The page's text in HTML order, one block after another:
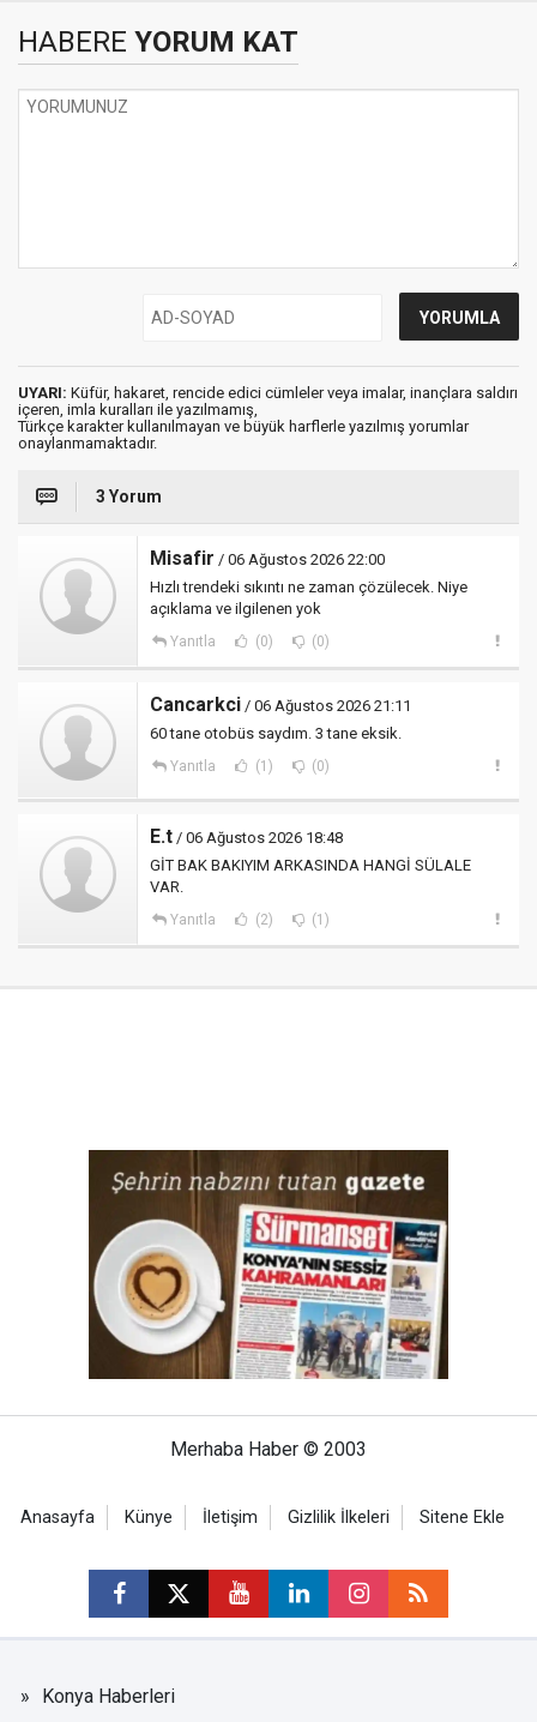
HABERE YORUM KAT
UYARI: Küfür, hakaret, rencide edici cümleler veya imalar, inançlara saldırı
içeren, imla kuralları ile yazılmamış,
Türkçe karakter kullanılmayan ve büyük harflerle yazılmış yorumlar
onaylanmamaktadır.
3 Yorum
Misafir / 06 Ağustos 2026 22:00
Hızlı trendeki sıkıntı ne zaman çözülecek. Niye
açıklama ve ilgilenen yok
Yanıtla (0) (0)
Cancarkci / 06 Ağustos 2026 21:11
60 tane otobüs saydım. 3 tane eksik.
Yanıtla (1) (0)
E.t / 06 Ağustos 2026 18:48
GİT BAK BAKIYIM ARKASINDA HANGİ SÜLALE
VAR.
Yanıtla (2) (1)
Merhaba Haber © 2003
Anasayfa Künye İletişim Gizlilik İlkeleri Sitene Ekle
Konya Haberleri